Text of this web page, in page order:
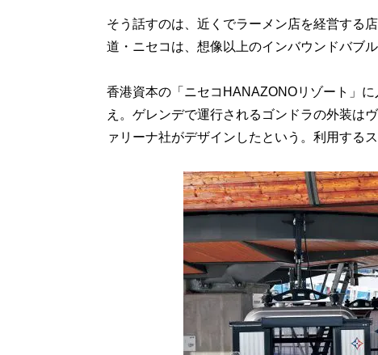
そう話すのは、近くでラーメン店を経営する
道・ニセコは、想像以上のインバウンドバブル
香港資本の「ニセコHANAZONOリゾート」
え。ゲレンデで運行されるゴンドラの外装は
ァリーナ社がデザインしたという。利用する